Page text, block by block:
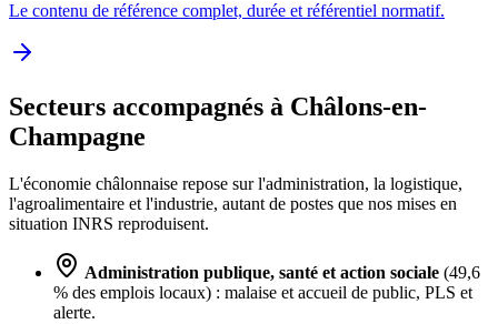
Le contenu de référence complet, durée et référentiel normatif.
Secteurs accompagnés à Châlons-en-
Champagne
L'économie châlonnaise repose sur l'administration, la logistique,
l'agroalimentaire et l'industrie, autant de postes que nos mises en
situation INRS reproduisent.
Administration publique, santé et action sociale (49,6
% des emplois locaux) : malaise et accueil de public, PLS et
alerte.